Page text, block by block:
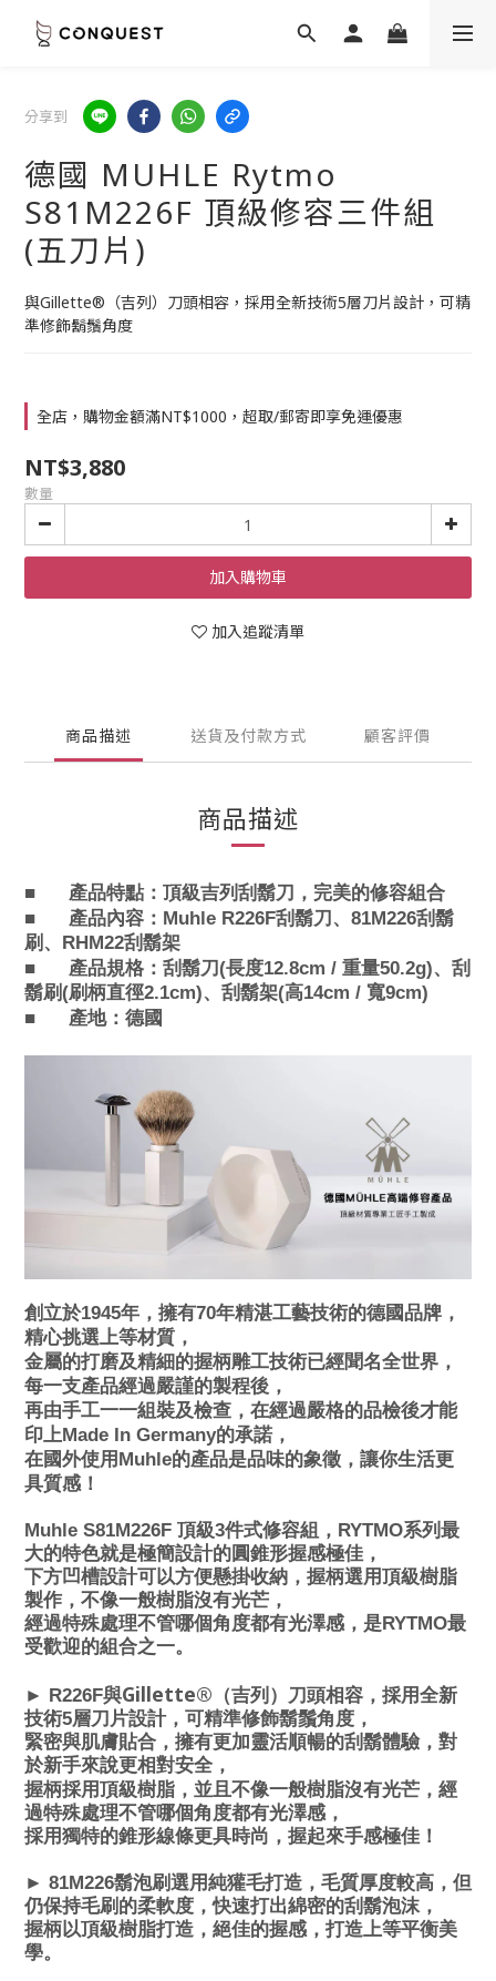
分享到
德國 MUHLE Rytmo
S81M226F 頂級修容三件組
(五刀片)
與Gillette®（吉列）刀頭相容，採用全新技術5層刀片設計，可精
準修飾鬍鬚角度
全店，購物金額滿NT$1000，超取/郵寄即享免運優惠
NT$3,880
數量
加入購物車
加入追蹤清單
商品描述 送貨及付款方式 顧客評價
商品描述
■ 產品特點： 頂級吉列刮鬍刀，完美的修容組合
■
產品內容 ： Muhle R226F刮鬍刀、81M226刮鬍
刷、 RHM22刮鬍架
■
產品規格： 刮鬍刀(長度12.8cm / 重量50.2g)、 刮
鬍刷(刷柄直徑2.1cm)、 刮鬍架(高14cm / 寬9cm)
■
產地：德國
創立於1945年，擁有70年精湛工藝技術的德國品牌，
精心挑選上等材質，
金屬的打磨及精細的握柄雕工技術已經聞名全世界，
每一支產品經過嚴謹的製程後，
再由手工一一組裝及檢查，在經過嚴格的品檢後才能
印上Made In Germany的承諾，
在國外使用Muhle的產品是品味的象徵，讓你生活更
具質感！
Muhle S81M226F 頂級3件式修容組，RYTMO系列最
大的特色就是極簡設計的圓錐形握感極佳，
下方凹槽設計可以方便懸掛收納，握柄選用頂級樹脂
製作，不像一般樹脂沒有光芒，
經過特殊處理不管哪個角度都有光澤感，是RYTMO最
受歡迎的組合之一。
► R226F與Gillette® （吉列）刀頭相容，採用全新
技術5層刀片設計，可精準修飾鬍鬚角度，
緊密與肌膚貼合，擁有更加靈活順暢的刮鬍體驗，對
於新手來說更相對安全，
握柄採用頂級樹脂，並且不像一般樹脂沒有光芒，經
過特殊處理不管哪個角度都有光澤感，
採用獨特的錐形線條更具時尚，握起來手感極佳！
► 81M226鬍泡刷選用純獾毛打造，毛質厚度較高，但
仍保持毛刷的柔軟度，快速打出綿密的刮鬍泡沫，
握柄以頂級樹脂打造，絕佳的握感，打造上等平衡美
學。